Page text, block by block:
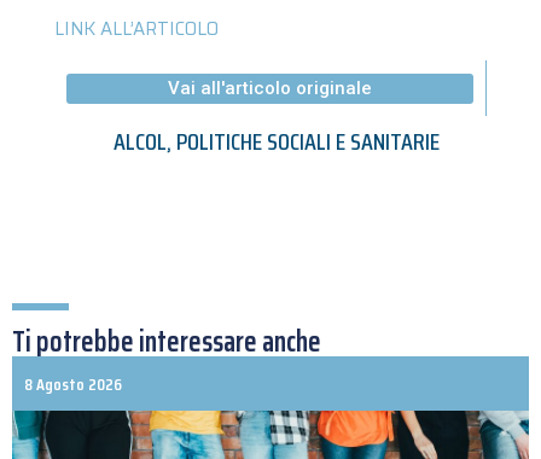
LINK ALL’ARTICOLO
Vai all'articolo originale
ALCOL,POLITICHE SOCIALI E SANITARIE
Ti potrebbe interessare anche
8 Agosto 2026